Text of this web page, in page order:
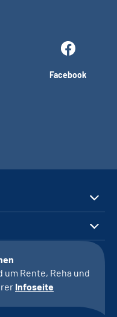
Facebook
Rente, Reha und
Infoseite